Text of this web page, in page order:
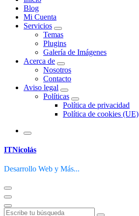
Blog
Mi Cuenta
Servicios
Temas
Plugins
Galería de Imágenes
Acerca de
Nosotros
Contacto
Aviso legal
Políticas
Política de privacidad
Política de cookies (UE)
ITNicolás
Desarrollo Web y Más...